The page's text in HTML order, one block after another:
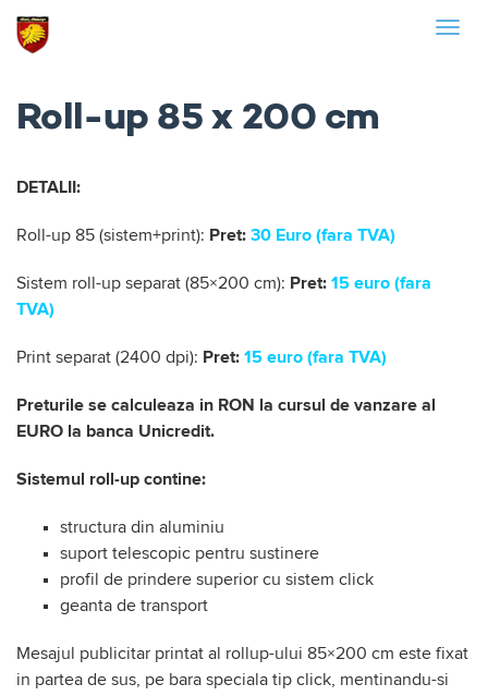
Skip
Roll-up 85 x 200 cm
DETALII:
Roll-up 85 (sistem+print): Pret: 30 Euro (fara TVA)
Sistem roll-up separat (85×200 cm): Pret: 15 euro (fara
TVA)
Print separat (2400 dpi): Pret: 15 euro (fara TVA)
Preturile se calculeaza in RON la cursul de vanzare al
EURO la banca Unicredit.
Sistemul roll-up contine:
structura din aluminiu
suport telescopic pentru sustinere
profil de prindere superior cu sistem click
geanta de transport
Mesajul publicitar printat al rollup-ului 85×200 cm este fixat
in partea de sus, pe bara speciala tip click, mentinandu-si